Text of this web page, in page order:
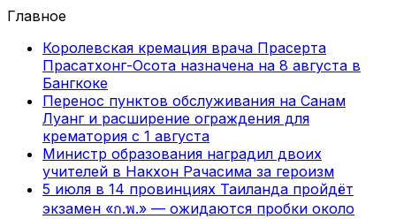
Главное
Королевская кремация врача Прасерта
Прасатхонг-Осота назначена на 8 августа в
Бангкоке
Перенос пунктов обслуживания на Санам
Луанг и расширение ограждения для
крематория с 1 августа
Министр образования наградил двоих
учителей в Накхон Рачасима за героизм
5 июля в 14 провинциях Таиланда пройдёт
экзамен «ก.พ.» — ожидаются пробки около